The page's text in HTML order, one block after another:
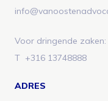
Voor dringende zaken:
T +316 13748888
ADRES